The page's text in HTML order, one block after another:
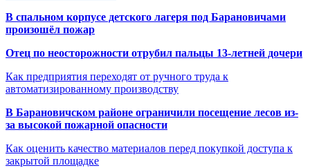
В спальном корпусе детского лагеря под Барановичами
произошёл пожар
Отец по неосторожности отрубил пальцы 13-летней дочери
Как предприятия переходят от ручного труда к
автоматизированному производству
В Барановичском районе ограничили посещение лесов из-
за высокой пожарной опасности
Как оценить качество материалов перед покупкой доступа к
закрытой площадке